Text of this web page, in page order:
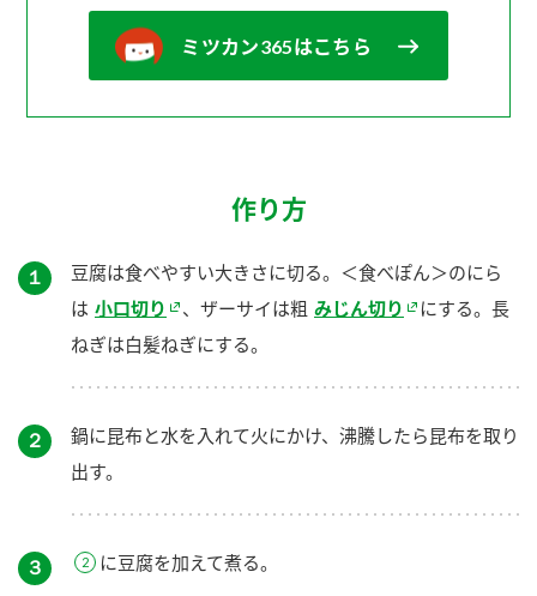
ミツカン365はこちら
作り方
１
豆腐は食べやすい大きさに切る。＜食べぽん＞のにら
は 小口切り 、ザーサイは粗 みじん切り
にする。長
ねぎは白髪ねぎにする。
２
鍋に昆布と水を入れて火にかけ、沸騰したら昆布を取り
出す。
３ に豆腐を加えて煮る。